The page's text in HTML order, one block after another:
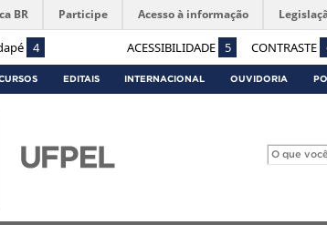
4 ACESSIBILIDADE 5 CONTRASTE
BR Participe Acesso à informação
EDITAIS INTERNACIONAL OUVIDORIA